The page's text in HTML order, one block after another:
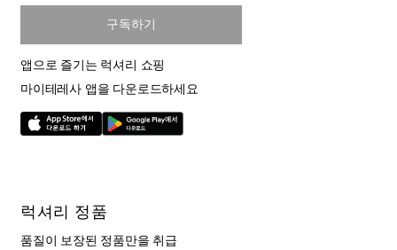
구독하기
앱으로 즐기는 럭셔리 쇼핑
마이테레사 앱을 다운로드하세요
럭셔리 정품
품질이 보장된 정품만을 취급